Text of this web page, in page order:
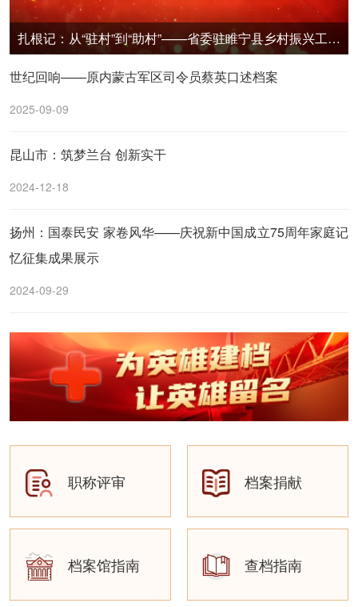
扎根记：从“驻村”到“助村”——省委驻睢宁县乡村振兴工作队的担当与守护
世纪回响——原内蒙古军区司令员蔡英口述档案
2025-09-09
昆山市：筑梦兰台 创新实干
2024-12-18
扬州：国泰民安 家卷风华——庆祝新中国成立75周年家庭记
忆征集成果展示
2024-09-29
职称评审 档案捐献
档案馆指南 查档指南